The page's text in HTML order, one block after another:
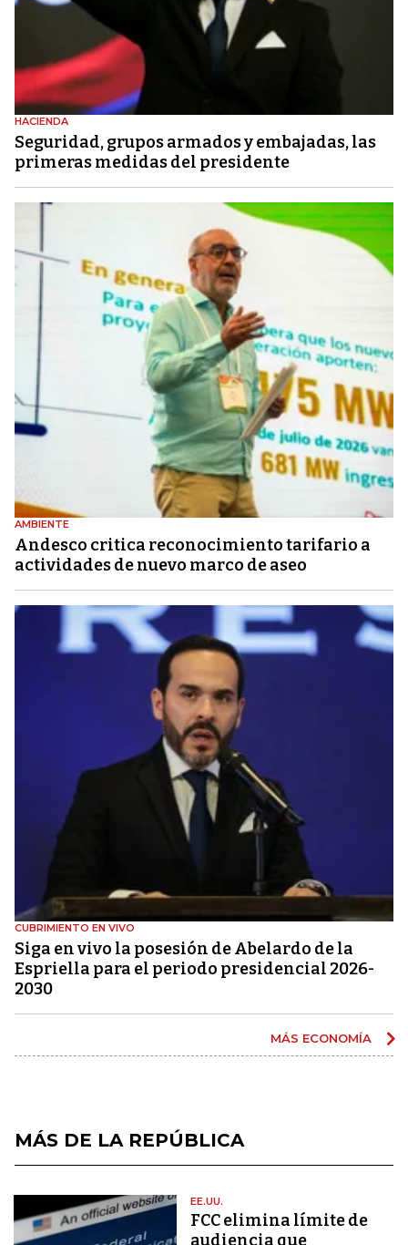
HACIENDA
Seguridad, grupos armados y embajadas, las
primeras medidas del presidente
AMBIENTE
Andesco critica reconocimiento tarifario a
actividades de nuevo marco de aseo
CUBRIMIENTO EN VIVO
Siga en vivo la posesión de Abelardo de la
Espriella para el periodo presidencial 2026-
2030
MÁS ECONOMÍA
MÁS DE LA REPÚBLICA
EE.UU.
FCC elimina límite de
audiencia que